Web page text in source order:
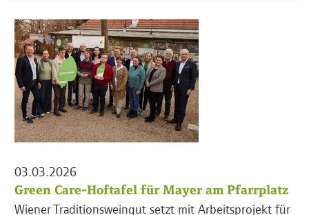
03.03.2026
Green Care-Hoftafel für Mayer am Pfarrplatz
Wiener Traditionsweingut setzt mit Arbeitsprojekt für